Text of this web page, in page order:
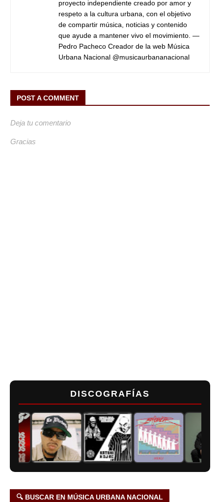
proyecto independiente creado por amor y
respeto a la cultura urbana, con el objetivo
de compartir música, noticias y contenido
que ayude a mantener vivo el movimiento. —
Pedro Pacheco Creador de la web Música
Urbana Nacional @musicaurbananacional
POST A COMMENT
Deja tu comentario
Gracias
DISCOGRAFÍAS
🔍 BUSCAR EN MÚSICA URBANA NACIONAL